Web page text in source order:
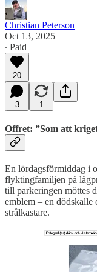
Christian Peterson
Oct 13, 2025
∙ Paid
20
3 1
Offret: ”Som att
En lördagsförmiddag i
flyktingfamiljen på
till parkeringen möttes
emblem – en dödskalle
strålkastare.